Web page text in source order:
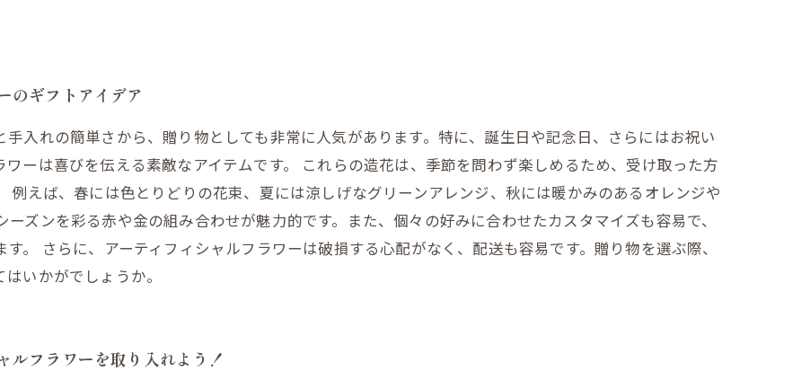
のギフトアイデア
入れの簡単さから、贈り物としても非常に人気があります。特に、誕生日や記念日、さらにはお祝い
ーは喜びを伝える素敵なアイテムです。 これらの造花は、季節を問わず楽しめるため、受け取った方
例えば、春には色とりどりの花束、夏には涼しげなグリーンアレンジ、秋には暖かみのあるオレンジや
ズンを彩る赤や金の組み合わせが魅力的です。また、個々の好みに合わせたカスタマイズも容易で、
。 さらに、アーティフィシャルフラワーは破損する心配がなく、配送も容易です。贈り物を選ぶ際、
いかがでしょうか。
ルフラワーを取り入れよう！